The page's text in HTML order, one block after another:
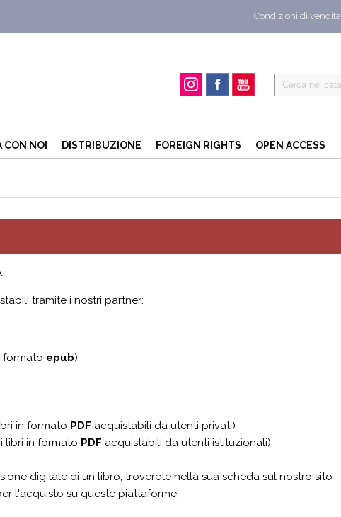
Condizioni di vendita
CON NOI DISTRIBUZIONE FOREIGN RIGHTS OPEN ACCESS
tramite i nostri partner:
formato epub)
in formato PDF acquistabili da utenti privati)
libri in formato PDF acquistabili da utenti istituzionali).
digitale di un libro, troverete nella sua scheda sul nostro sito
l'acquisto su queste piattaforme.